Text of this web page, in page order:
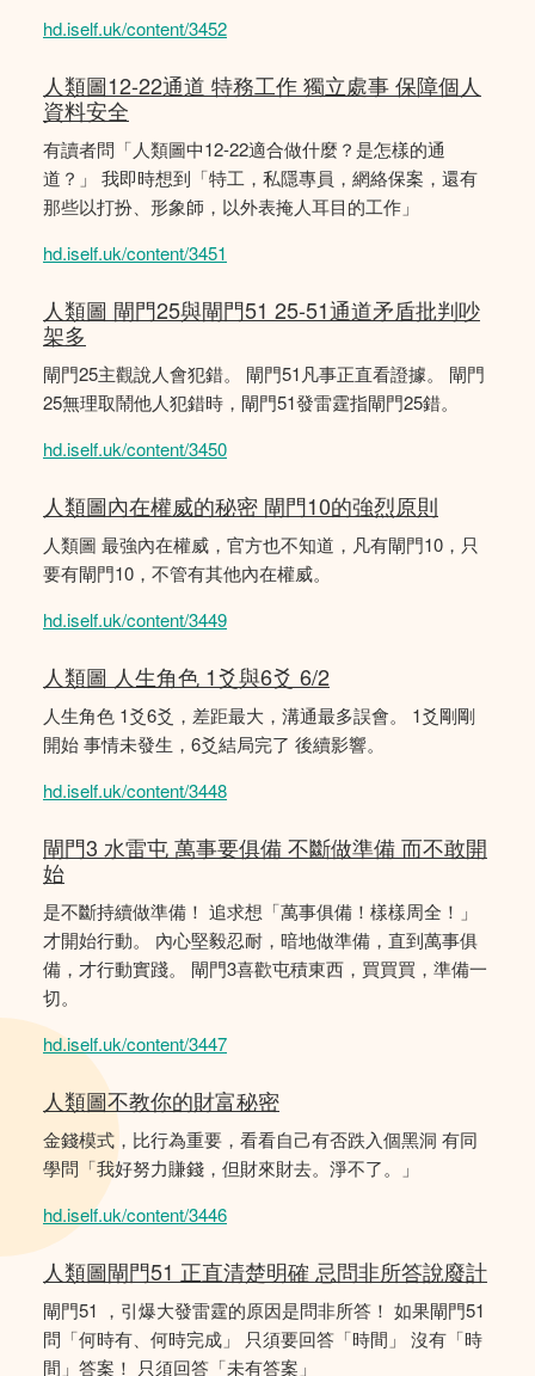
hd.iself.uk/content/3452
人類圖12-22通道 特務工作 獨立處事 保障個人
資料安全
有讀者問「人類圖中12-22適合做什麼？是怎樣的通
道？」 我即時想到「特工，私隱專員，網絡保案，還有
那些以打扮、形象師，以外表掩人耳目的工作」
hd.iself.uk/content/3451
人類圖 閘門25與閘門51 25-51通道矛盾批判吵
架多
閘門25主觀說人會犯錯。 閘門51凡事正直看證據。 閘門
25無理取鬧他人犯錯時，閘門51發雷霆指閘門25錯。
hd.iself.uk/content/3450
人類圖內在權威的秘密 閘門10的強烈原則
人類圖 最強內在權威，官方也不知道，凡有閘門10，只
要有閘門10，不管有其他內在權威。
hd.iself.uk/content/3449
人類圖 人生角色 1爻與6爻 6/2
人生角色 1爻6爻，差距最大，溝通最多誤會。 1爻剛剛
開始 事情未發生，6爻結局完了 後續影響。
hd.iself.uk/content/3448
閘門3 水雷屯 萬事要俱備 不斷做準備 而不敢開
始
是不斷持續做準備！ 追求想「萬事俱備！樣樣周全！」
才開始行動。 內心堅毅忍耐，暗地做準備，直到萬事俱
備，才行動實踐。 閘門3喜歡屯積東西，買買買，準備一
切。
hd.iself.uk/content/3447
人類圖不教你的財富秘密
金錢模式，比行為重要，看看自己有否跌入個黑洞 有同
學問「我好努力賺錢，但財來財去。淨不了。」
hd.iself.uk/content/3446
人類圖閘門51 正直清楚明確 忌問非所答說廢計
閘門51 ，引爆大發雷霆的原因是問非所答！ 如果閘門51
問「何時有、何時完成」 只須要回答「時間」 沒有「時
間」答案！ 只須回答「未有答案」